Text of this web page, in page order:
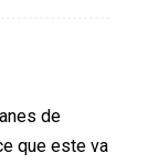
de
que este va